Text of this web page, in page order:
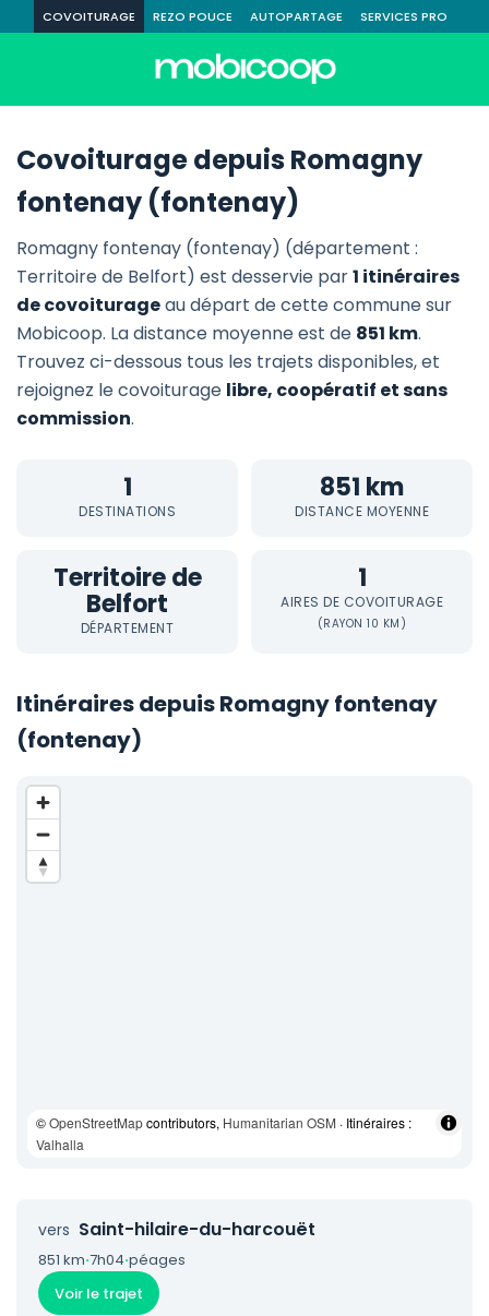
COVOITURAGE REZO POUCE AUTOPARTAGE SERVICES PRO
Covoiturage depuis Romagny
fontenay (fontenay)
Romagny fontenay (fontenay) (département :
Territoire de Belfort) est desservie par1 itinéraires
de covoiturageau départ de cette commune sur
Mobicoop. La distance moyenne est de 851 km.
Trouvez ci-dessous tous les trajets disponibles, et
rejoignez le covoiturage libre, coopératif et sans
commission.
1
DESTINATIONS
851 km
DISTANCE MOYENNE
Territoire de
Belfort
DÉPARTEMENT
1
AIRES DE COVOITURAGE
(RAYON 10 KM)
Itinéraires depuis Romagny fontenay
(fontenay)
©OpenStreetMapcontributors, Humanitarian OSM · Itinéraires :
Valhalla
vers Saint-hilaire-du-harcouët
851 km·7h04·péages
Voir le trajet